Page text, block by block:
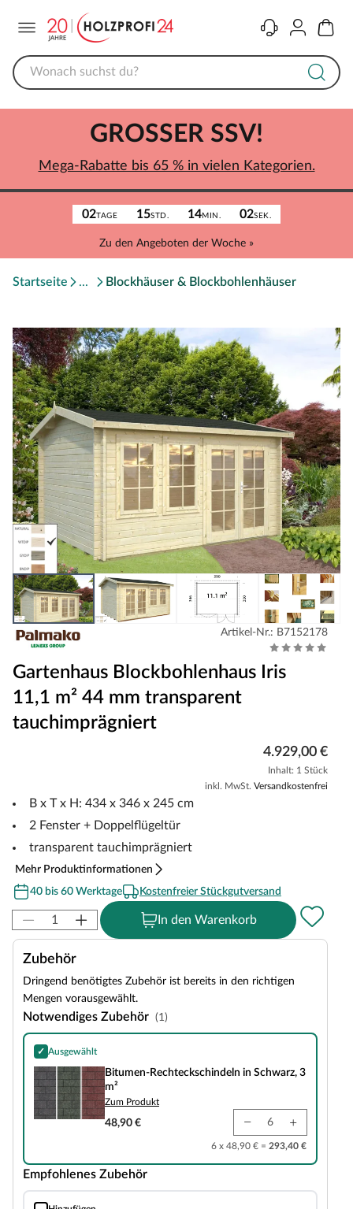
KontaktKonto
02TAGE 15STD. 14MIN. 02SEK.
Zu den Angeboten der Woche »
GROSSER SSV!
Mega-Rabatte bis 65 % in vielen Kategorien.
Startseite Blockhäuser & Blockbohlenhäuser
Artikel-Nr.: B7152178
Gartenhaus Blockbohlenhaus Iris
11,1 m² 44 mm transparent
tauchimprägniert
4.929,00 €
Inhalt: 1 Stück
inkl. MwSt. Versandkostenfrei
B x T x H: 434 x 346 x 245 cm
2 Fenster + Doppelflügeltür
transparent tauchimprägniert
Mehr Produktinformationen
40 bis 60 Werktage
Kostenfreier Stückgutversand
In den Warenkorb
Zubehör
Dringend benötigtes Zubehör ist bereits in den richtigen
Mengen vorausgewählt.
Notwendiges Zubehör (1)
✓ Ausgewählt
Bitumen-Rechteckschindeln in Schwarz, 3 m²
Bitumen-Rechteckschindeln in Schwarz, 3
m²
Zum Produkt
48,90 €
6 x 48,90 € = 293,40 €
Empfohlenes Zubehör